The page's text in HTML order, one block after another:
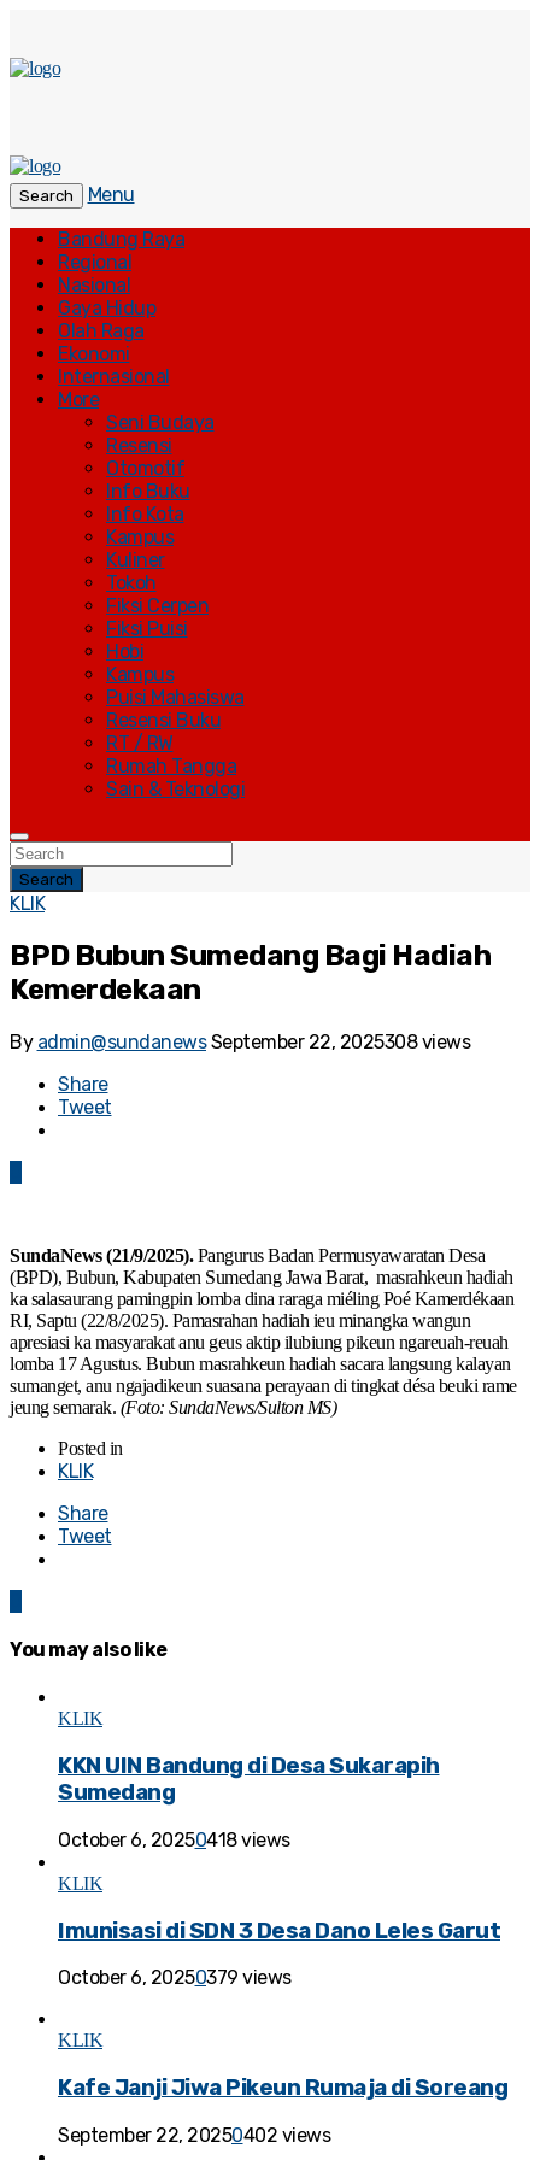
Search
Menu
Bandung Raya
Regional
Nasional
Gaya Hidup
Olah Raga
Ekonomi
Internasional
More
Seni Budaya
Resensi
Otomotif
Info Buku
Info Kota
Kampus
Kuliner
Tokoh
Fiksi Cerpen
Fiksi Puisi
Hobi
Kampus
Puisi Mahasiswa
Resensi Buku
RT / RW
Rumah Tangga
Sain & Teknologi
Search
KLIK
BPD Bubun Sumedang Bagi Hadiah
Kemerdekaan
By admin@sundanews September 22, 2025308 views
Share
Tweet
SundaNews (21/9/2025).Pangurus Badan Permusyawaratan Desa
(BPD), Bubun, Kabupaten Sumedang Jawa Barat, masrahkeun hadiah
ka salasaurang pamingpin lomba dina raraga miéling Poé Kamerdékaan
RI, Saptu (22/8/2025). Pamasrahan hadiah ieu minangka wangun
apresiasi ka masyarakat anu geus aktip ilubiung pikeun ngareuah-reuah
lomba 17 Agustus. Bubun masrahkeun hadiah sacara langsung kalayan
sumanget, anu ngajadikeun suasana perayaan di tingkat désa beuki rame
jeung semarak. (Foto: SundaNews/Sulton MS)
Posted in
KLIK
Share
Tweet
You may also like
KLIK
KKN UIN Bandung di Desa Sukarapih
Sumedang
October 6, 20250418 views
KLIK
Imunisasi di SDN 3 Desa Dano Leles Garut
October 6, 20250379 views
KLIK
Kafe Janji Jiwa Pikeun Rumaja di Soreang
September 22, 20250402 views